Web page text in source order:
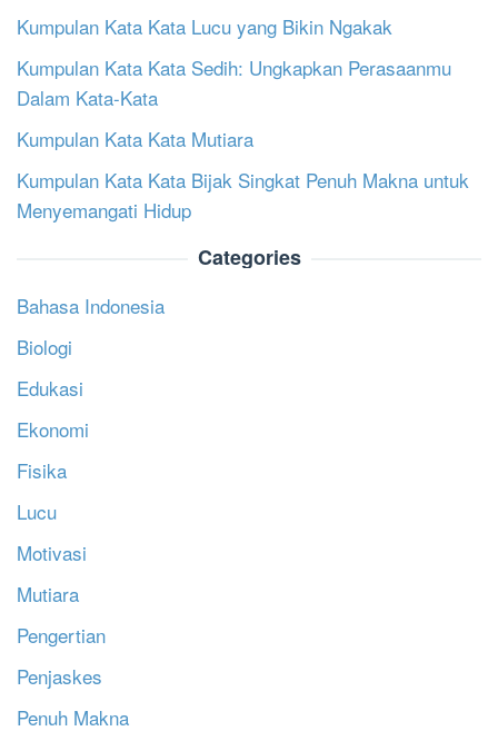
Kumpulan Kata Kata Lucu yang Bikin Ngakak
Kumpulan Kata Kata Sedih: Ungkapkan Perasaanmu
Dalam Kata-Kata
Kumpulan Kata Kata Mutiara
Kumpulan Kata Kata Bijak Singkat Penuh Makna untuk
Menyemangati Hidup
Categories
Bahasa Indonesia
Biologi
Edukasi
Ekonomi
Fisika
Lucu
Motivasi
Mutiara
Pengertian
Penjaskes
Penuh Makna